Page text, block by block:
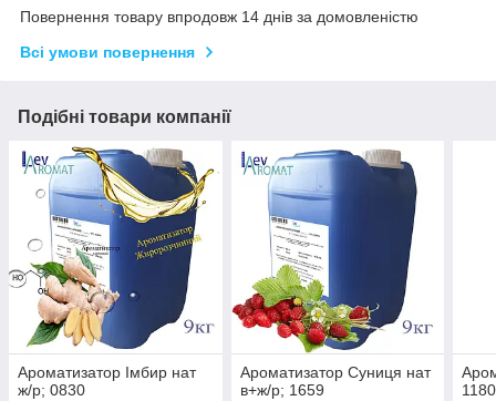
Повернення товару впродовж 14 днів за домовленістю
Всі умови повернення
Подібні товари компанії
Ароматизатор Імбир нат
ж/р; 0830
Ароматизатор Суниця нат
в+ж/р; 1659